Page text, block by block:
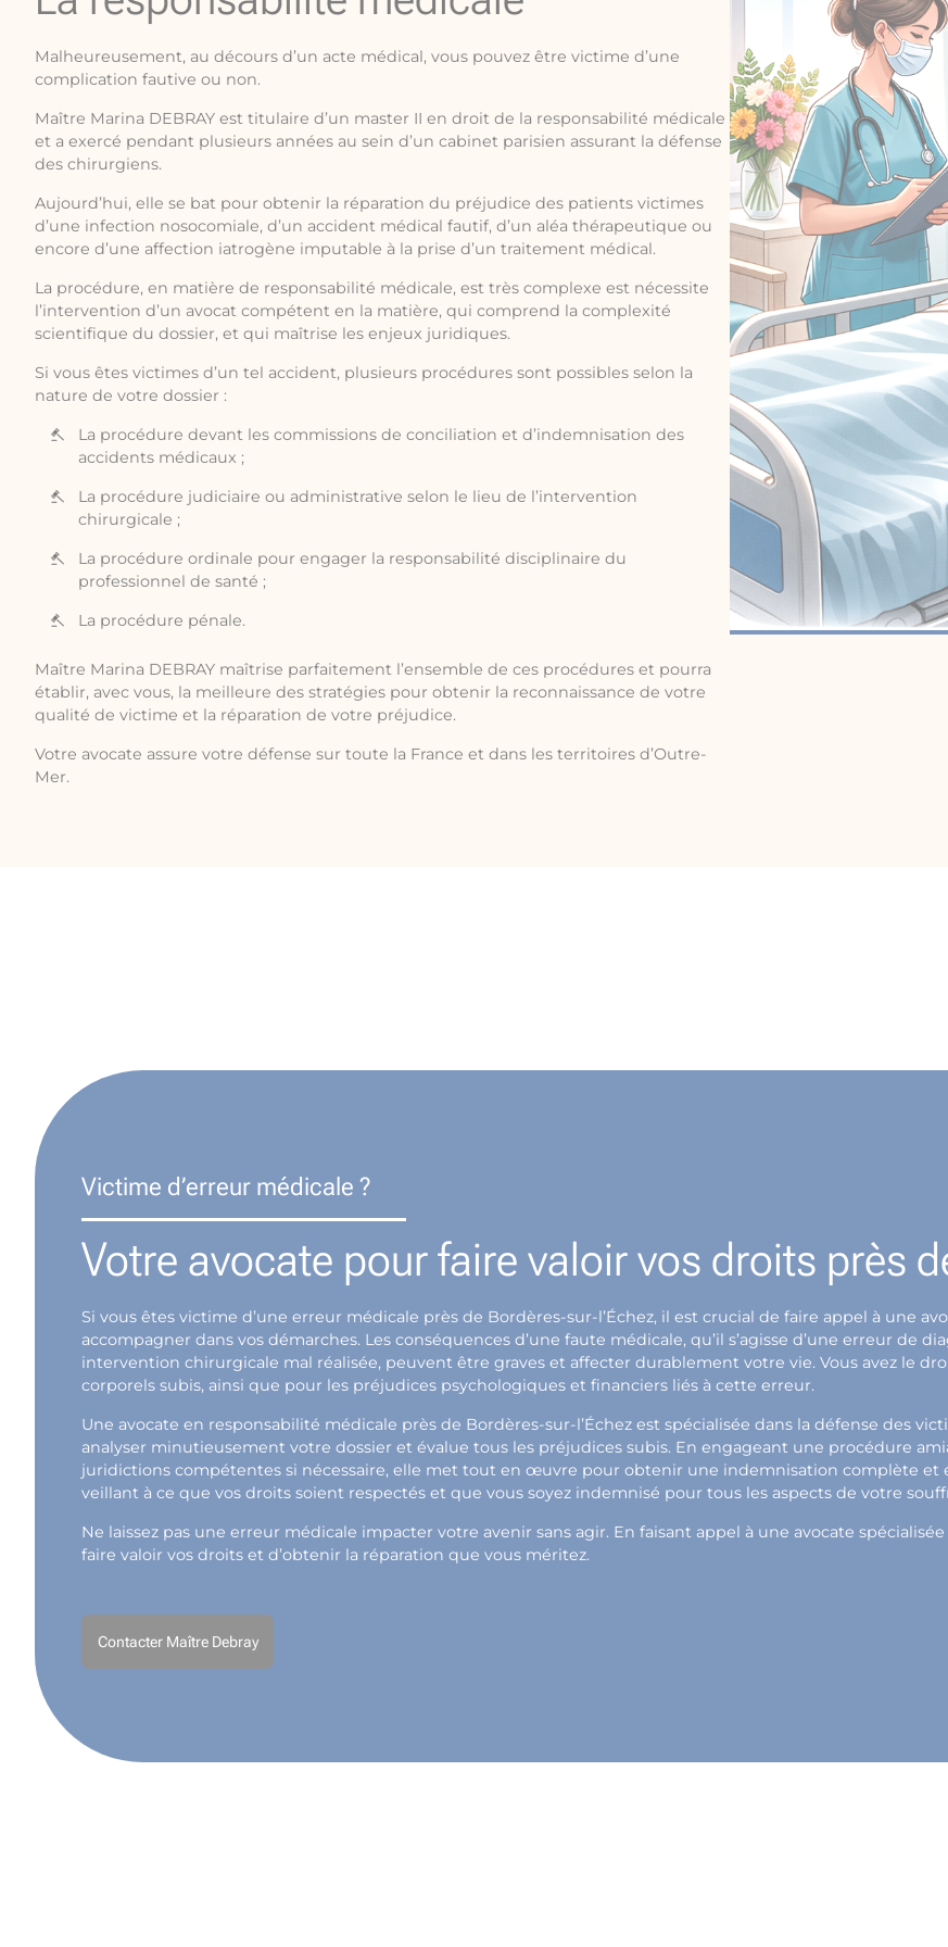
Malheureusement, au décours d’un acte médical, vous pouvez être victime d’une
complication fautive ou non.
Maître Marina DEBRAY est titulaire d’un master II en droit de la responsabilité médicale
et a exercé pendant plusieurs années au sein d’un cabinet parisien assurant la défense
des chirurgiens.
Aujourd’hui, elle se bat pour obtenir la réparation du préjudice des patients victimes
d’une infection nosocomiale, d’un accident médical fautif, d’un aléa thérapeutique ou
encore d’une affection iatrogène imputable à la prise d’un traitement médical.
La procédure, en matière de responsabilité médicale, est très complexe est nécessite
l’intervention d’un avocat compétent en la matière, qui comprend la complexité
scientifique du dossier, et qui maîtrise les enjeux juridiques.
Si vous êtes victimes d’un tel accident, plusieurs procédures sont possibles selon la
nature de votre dossier :
La procédure devant les commissions de conciliation et d’indemnisation des
accidents médicaux ;
La procédure judiciaire ou administrative selon le lieu de l’intervention
chirurgicale ;
La procédure ordinale pour engager la responsabilité disciplinaire du
professionnel de santé ;
La procédure pénale.
Maître Marina DEBRAY maîtrise parfaitement l’ensemble de ces procédures et pourra
établir, avec vous, la meilleure des stratégies pour obtenir la reconnaissance de votre
qualité de victime et la réparation de votre préjudice.
Votre avocate assure votre défense sur toute la France et dans les territoires d’Outre-
Mer.
Victime d’erreur médicale ?
Votre avocate pour faire valoir vos droits près
Si vous êtes victime d’une erreur médicale près de Bordères-sur-l’Échez, il est crucial de faire appel à une
accompagner dans vos démarches. Les conséquences d’une faute médicale, qu’il s’agisse d’une erreur de
intervention chirurgicale mal réalisée, peuvent être graves et affecter durablement votre vie. Vous avez le
corporels subis, ainsi que pour les préjudices psychologiques et financiers liés à cette erreur.
Une avocate en responsabilité médicale près de Bordères-sur-l’Échez est spécialisée dans la défense des
analyser minutieusement votre dossier et évalue tous les préjudices subis. En engageant une procédure
juridictions compétentes si nécessaire, elle met tout en œuvre pour obtenir une indemnisation complète et
veillant à ce que vos droits soient respectés et que vous soyez indemnisé pour tous les aspects de votre
Ne laissez pas une erreur médicale impacter votre avenir sans agir. En faisant appel à une avocate
faire valoir vos droits et d’obtenir la réparation que vous méritez.
Contacter Maître Debray